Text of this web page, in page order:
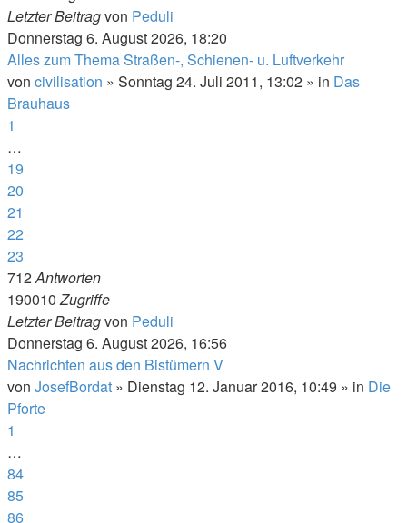
Letzter Beitragvon Peduli
Donnerstag 6. August 2026, 18:20
Alles zum Thema Straßen-, Schienen- u. Luftverkehr
von civilisation » Sonntag 24. Juli 2011, 13:02 » in Das
Brauhaus
1
…
19
20
21
22
23
712Antworten
190010Zugriffe
Letzter Beitragvon Peduli
Donnerstag 6. August 2026, 16:56
Nachrichten aus den Bistümern V
von JosefBordat » Dienstag 12. Januar 2016, 10:49 » in Die
Pforte
1
…
84
85
86